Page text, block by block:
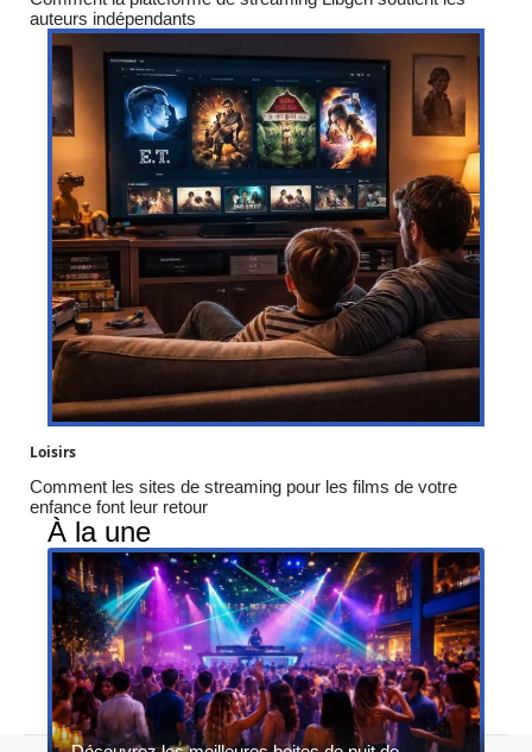
auteurs indépendants
Loisirs
Comment les sites de streaming pour les films de votre
enfance font leur retour
À la une